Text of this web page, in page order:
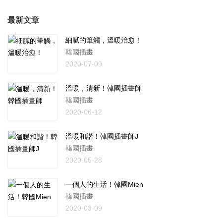
最新文章
細膩的筆觸，溫暖治愈！
韓國插畫
2020-07-09
溫暖，清新！韓國插畫師
韓國插畫
2020-06-12
溫暖和諧！韓國插畫師J
韓國插畫
2020-05-28
一個人的生活！韓國Mien
韓國插畫
2020-03-09